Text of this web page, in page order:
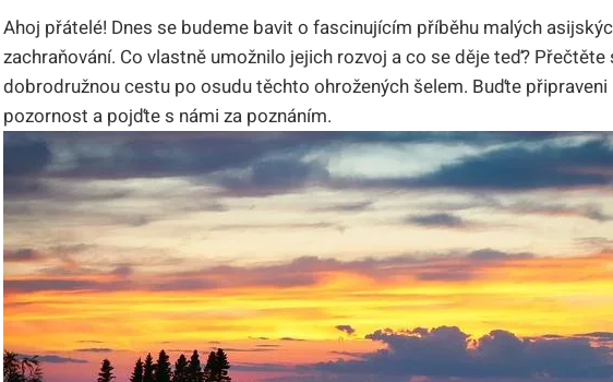
Ahoj ‌přátelé! Dnes se budeme bavit o fascinujícím ‍příběhu malých
zachraňování. Co vlastně umožnilo jejich rozvoj a co se děje teď?
dobrodružnou cestu ‌po osudu těchto ohrožených šelem. Buďte⁤
pozornost⁤ a ⁢pojďte s námi za poznáním.